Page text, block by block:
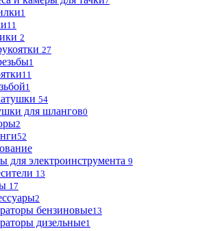
1
11
2
27
1
11
1
54
для шлангов0
2
52
для электроинструмента 9
13
17
2
бензиновые13
дизельные1